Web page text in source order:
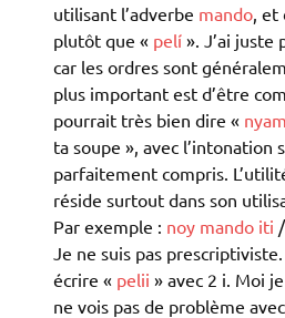
utilisant l’adverbe mando ,
plutôt que « pelí ». J’ai juste
car les ordres sont
plus important est d’être
pourrait très bien dire «
ta soupe », avec l’intonation
parfaitement compris.
réside surtout dans son
Par exemple : noy mando iti /
Je ne suis pas
écrire « pelii » avec 2 i. Moi
ne vois pas de problème